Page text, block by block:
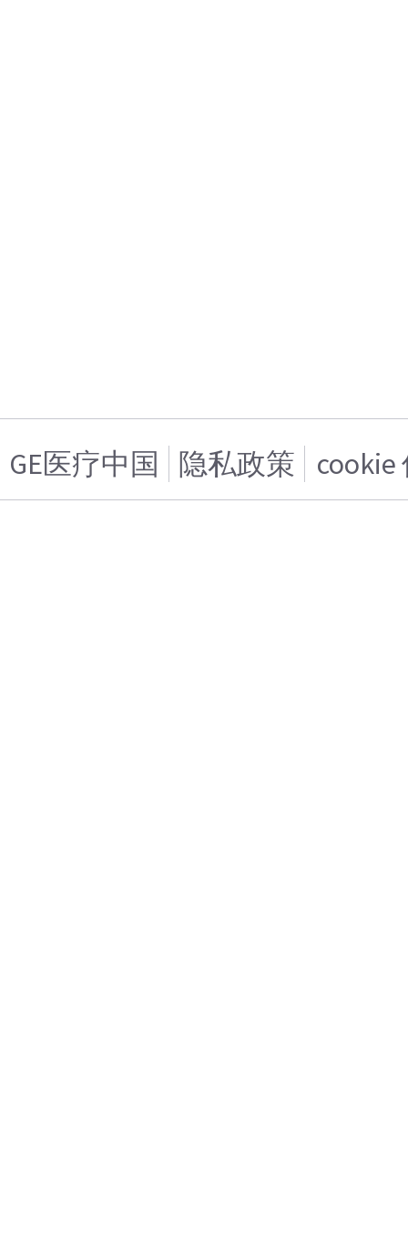
GE医疗中国 隐私政策 cookie